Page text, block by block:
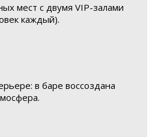
мест с двумя VIP-залами
каждый).
в баре воссоздана